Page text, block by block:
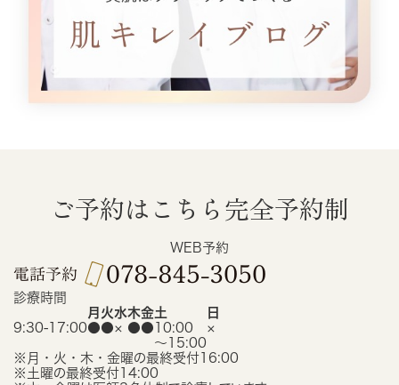
ご予約はこちら 完全予約制
WEB予約
診療時間
月 火水木金土
日
9:30-17:00●●× ●● 10:00
〜15:00
×
※月・火・木・金曜の最終受付16:00
※土曜の最終受付14:00